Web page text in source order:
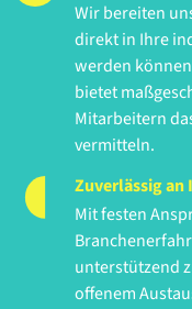
Wir bereiten
direkt in Ihre
werden
bietet
Mitarbeitern
vermitteln.
Zuverlässig an
Mit festen
unterstützend
offenem